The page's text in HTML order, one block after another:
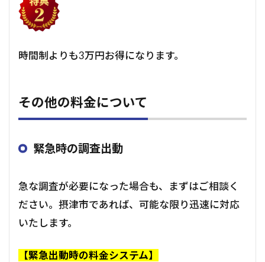
時間制よりも3万円お得になります。
その他の料金について
緊急時の調査出動
急な調査が必要になった場合も、まずはご相談く
ださい。摂津市であれば、可能な限り迅速に対応
いたします。
【緊急出動時の料金システム】